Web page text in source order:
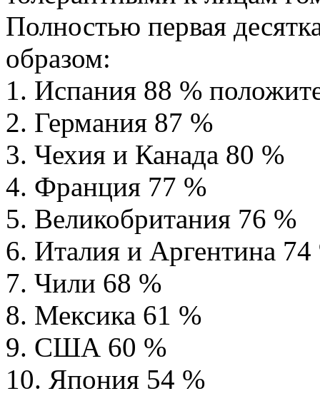
Полностью первая
образом:
1. Испания 88 %
2. Германия 87 %
3. Чехия и Канада 80 %
4. Франция 77 %
5. Великобритания 76 %
6. Италия и Аргентина 74
7. Чили 68 %
8. Мексика 61 %
9. США 60 %
10. Япония 54 %